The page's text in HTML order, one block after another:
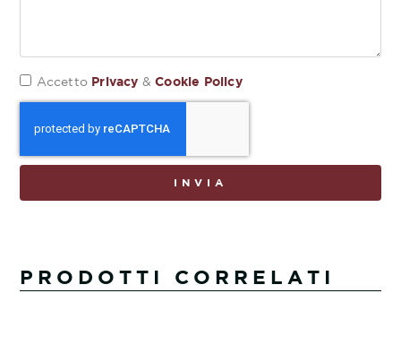
Accetto Privacy &Cookie Policy
INVIA
PRODOTTI CORRELATI